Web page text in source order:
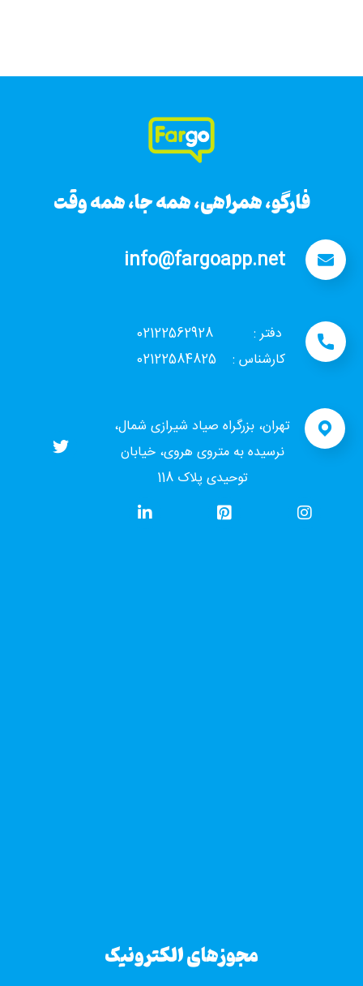
فارگو، همراهی، همه جا، همه وقت
info@fargoapp.net
دفتر : 02122562928
کارشناس : 02122584825
تهران، بزرگراه صیاد شیرازی شمال،
نرسیده به متروی هروی، خیابان
توحیدی پلاک 118
مجوزهای الکترونیک